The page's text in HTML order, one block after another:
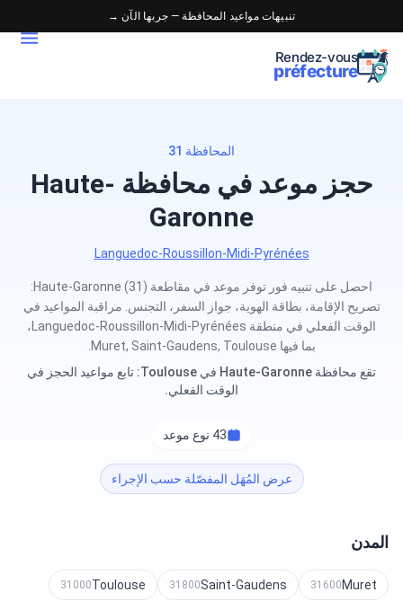
تنبيهات مواعيد المحافظة — جربها الآن →
Rendez-vous
préfecture
المحافظة 31
حجز موعد في محافظة Haute-
Garonne
Languedoc-Roussillon-Midi-Pyrénées
احصل على تنبيه فور توفر موعد في مقاطعة Haute-Garonne (31):
تصريح الإقامة، بطاقة الهوية، جواز السفر، التجنس. مراقبة المواعيد في
الوقت الفعلي في منطقة Languedoc-Roussillon-Midi-Pyrénées،
بما فيها Muret, Saint-Gaudens, Toulouse.
تقع محافظة Haute-Garonne في Toulouse: تابع مواعيد الحجز في
الوقت الفعلي.
43 نوع موعد
عرض المُهَل المفصّلة حسب الإجراء
المدن
Muret
31600
Saint-Gaudens
31800
Toulouse
31000